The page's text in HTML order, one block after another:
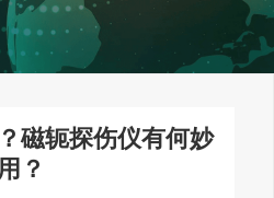
磁轭探伤仪有何妙
？